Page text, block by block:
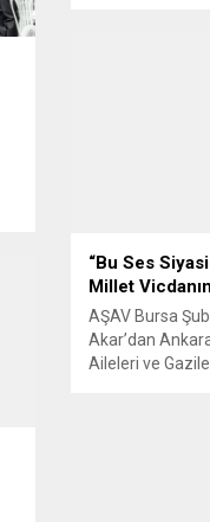
“Bu Ses
Millet
AŞAV Bursa
Akar’dan
Aileleri ve